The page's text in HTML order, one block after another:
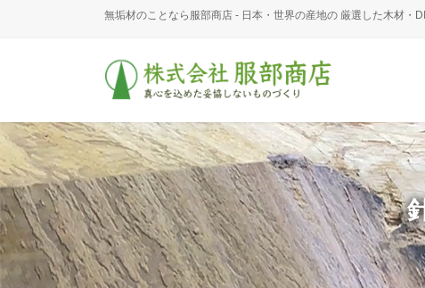
移
動
ン
に
移
動
無垢材のことなら服部商店 - 日本・世界の産地の 厳選した木材・